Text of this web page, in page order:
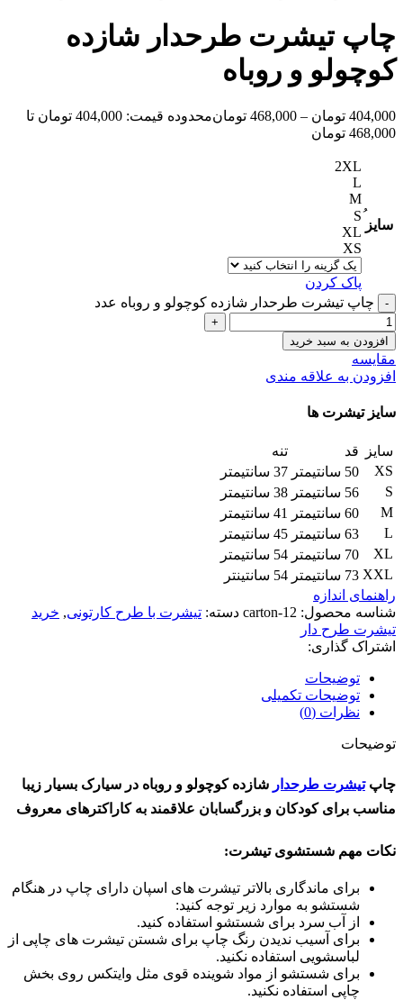
چاپ تیشرت طرحدار شازده
کوچولو و روباه
404,000 تومان –
468,000 تومان
محدوده قیمت: 404,000 تومان تا
468,000 تومان
سایز
2XL
L
M
XL
XS
پاک کردن
چاپ تیشرت طرحدار شازده کوچولو و روباه عدد
افزودن به سبد خرید
مقایسه
افزودن به علاقه مندی
سایز تیشرت ها
سایز قد
تنه
XS
50 سانتیمتر
37 سانتیمتر
S
56 سانتیمتر
38 سانتیمتر
M
60 سانتیمتر
41 سانتیمتر
L
63 سانتیمتر
45 سانتیمتر
XL
70 سانتیمتر
54 سانتیمتر
XXL 73 سانتیمتر
54 سانتینتر
راهنمای اندازه
شناسه محصول: carton-12 دسته: تیشرت با طرح کارتونی, خرید
تیشرت طرح دار
اشتراک گذاری:
توضیحات
توضیحات تکمیلی
نظرات (0)
توضیحات
چاپتیشرت طرحدار شازده کوچولو و روباه در سیارک بسیار زیبا
مناسب برای کودکان و بزرگسابان علاقمند به کاراکترهای معروف
نکات مهم شستشوی تیشرت:
برای ماندگاری بالاتر تیشرت های اسپان دارای چاپ در هنگام
شستشو به موارد زیر توجه کنید:
از آب سرد برای شستشو استفاده کنید.
برای آسیب ندیدن رنگ چاپ برای شستن تیشرت های چاپی از
لباسشویی استفاده نکنید.
برای شستشو از مواد شوینده قوی مثل وایتکس روی بخش
چاپی استفاده نکنید.